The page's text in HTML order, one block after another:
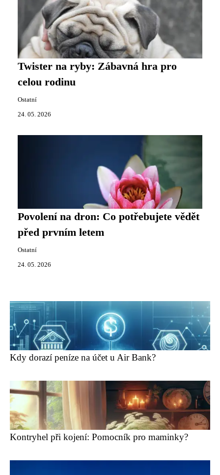
Twister na ryby: Zábavná hra pro
celou rodinu
Ostatní
24. 05. 2026
Povolení na dron: Co potřebujete vědět
před prvním letem
Ostatní
24. 05. 2026
Kdy dorazí peníze na účet u Air Bank?
Kontryhel při kojení: Pomocník pro maminky?